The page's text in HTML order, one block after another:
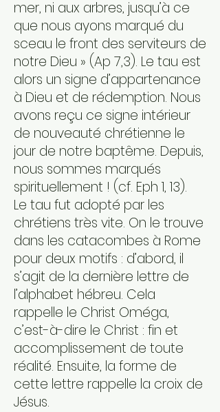
mer, ni aux arbres, jusqu’à ce
que nous ayons marqué du
sceau le front des serviteurs de
notre Dieu » (Ap 7,3). Le tau est
alors un signe d’appartenance
à Dieu et de rédemption. Nous
avons reçu ce signe intérieur
de nouveauté chrétienne le
jour de notre baptême. Depuis,
nous sommes marqués
spirituellement ! (cf. Eph 1, 13).
Le tau fut adopté par les
chrétiens très vite. On le trouve
dans les catacombes à Rome
pour deux motifs : d’abord, il
s’agit de la dernière lettre de
l’alphabet hébreu. Cela
rappelle le Christ Oméga,
c’est-à-dire le Christ : fin et
accomplissement de toute
réalité. Ensuite, la forme de
cette lettre rappelle la croix de
Jésus.